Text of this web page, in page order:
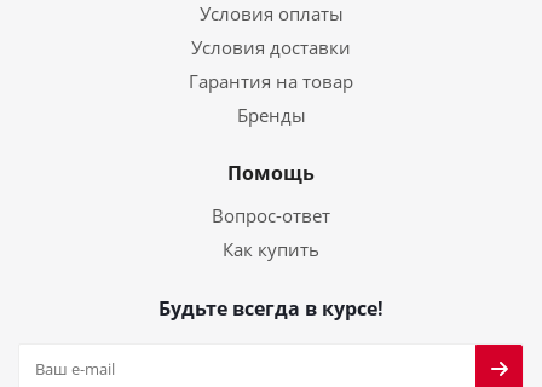
Условия оплаты
Условия доставки
Гарантия на товар
Бренды
Помощь
Вопрос-ответ
Как купить
Будьте всегда в курсе!